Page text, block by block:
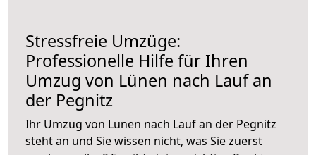
Stressfreie Umzüge:
Professionelle Hilfe für Ihren
Umzug von Lünen nach Lauf an
der Pegnitz
Ihr Umzug von Lünen nach Lauf an der Pegnitz
steht an und Sie wissen nicht, was Sie zuerst